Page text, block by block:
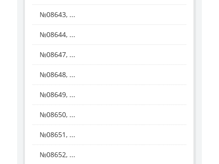
№08643, ...
№08644, ...
№08647, ...
№08648, ...
№08649, ...
№08650, ...
№08651, ...
№08652, ...